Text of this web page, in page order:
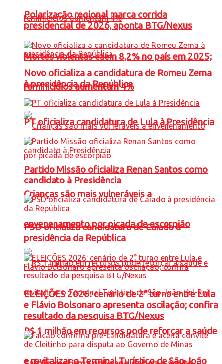
Mortes violentas caem 8,2% no país em 2025;
feminicídios aumentam 4%
Crianças são mais vulneráveis a
envenenamento por picada de escorpião
R$ 1 milhão em recursos pode reforçar a saúde
e revitalizar o Terminal Turístico de São João
Polarização regional marca corrida
presidencial de 2026, aponta BTG/Nexus
Novo oficializa a candidatura de Romeu Zema
à presidência da República
PT oficializa candidatura de Lula à Presidência
Partido Missão oficializa Renan Santos como
candidato à Presidência
PSD oficializa candidatura de Caiado à
presidência da República
ELEIÇÕES 2026: cenário de 2° turno entre Lula
e Flávio Bolsonaro apresenta oscilação; confira
resultado da pesquisa BTG/Nexus